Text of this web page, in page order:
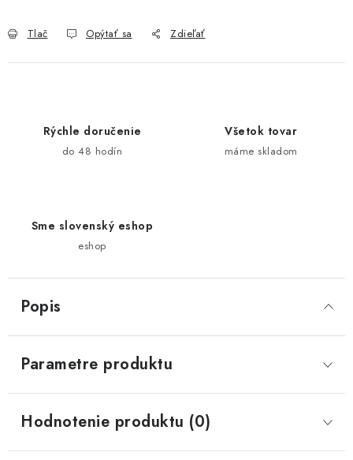
Tlač Opýtať sa Zdieľať
Rýchle doručenie
do 48 hodín
Všetok tovar
máme skladom
Sme slovenský eshop
eshop
Popis
Parametre produktu
Hodnotenie produktu (0)